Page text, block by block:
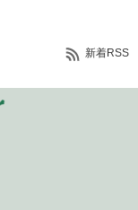
新着RSS